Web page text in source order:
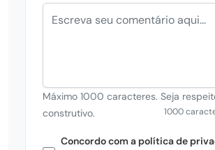
Máximo 1000 caracteres. Seja
construtivo.
1000
Concordo com a política de